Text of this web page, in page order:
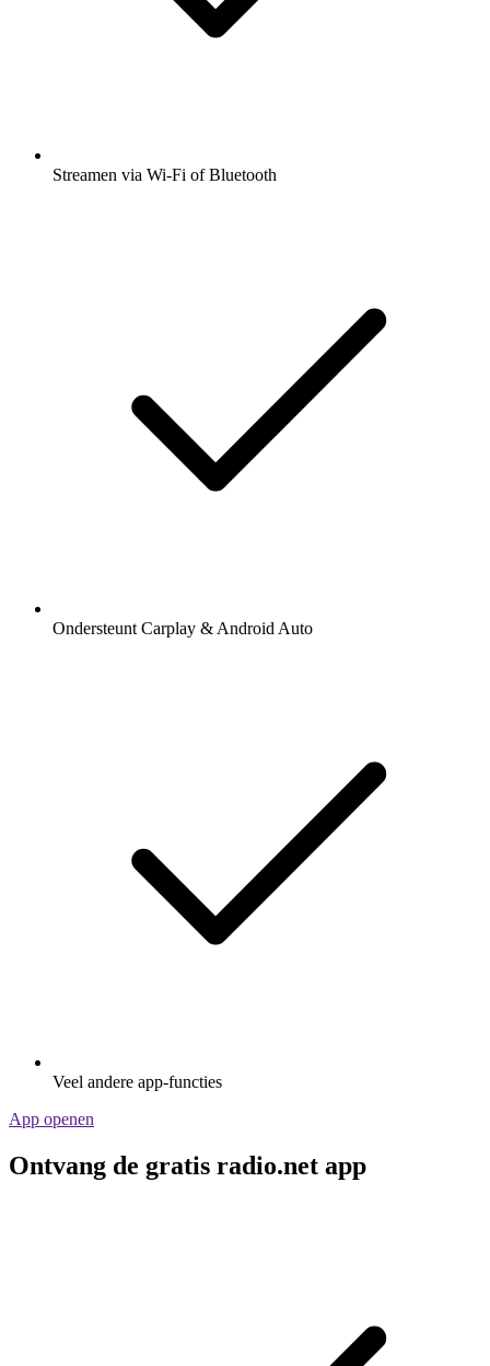
Streamen via Wi-Fi of Bluetooth
Ondersteunt Carplay & Android Auto
Veel andere app-functies
App openen
Ontvang de gratis radio.net app